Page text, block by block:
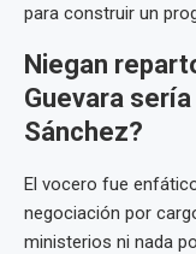
para construir un
Niegan
Guevara
Sánchez?
El vocero fue
negociación por
ministerios ni nada